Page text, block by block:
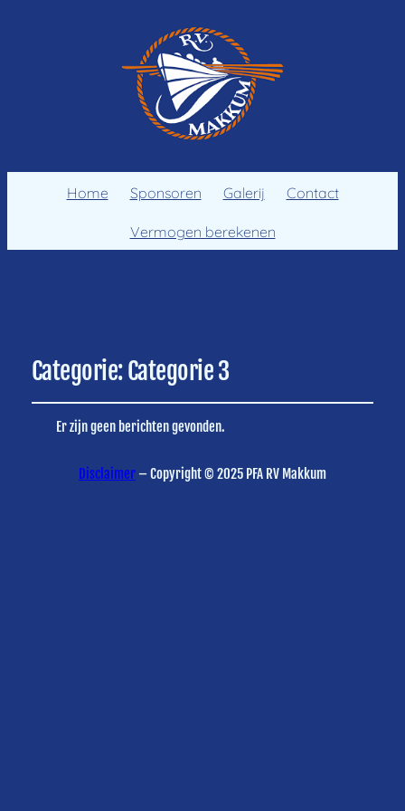
Home Sponsoren Galerij Contact
Vermogen berekenen
Categorie:Categorie 3
Er zijn geen berichten gevonden.
Disclaimer – Copyright © 2025 PFA RV Makkum